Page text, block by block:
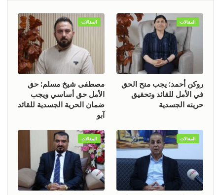
المقالات
روكن أحمد: يجب منح الحق
في الأمل للقائد وتحقيق
حريته الجسدية
المقالات
مصطفى شيخ مسلم: حق
الأمل حق أساسي ويجب
ضمان الحرية الجسدية للقائد
آبو
المقالات المقالات